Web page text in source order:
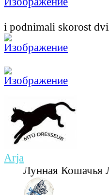
i podnimali skorost
Arja
Лунная Кошачья